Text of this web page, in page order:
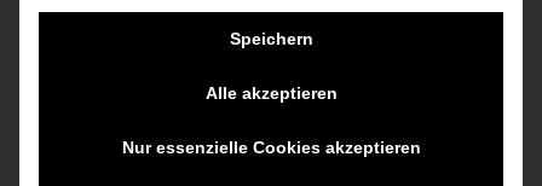
Speichern
Alle akzeptieren
Nur essenzielle Cookies akzeptieren